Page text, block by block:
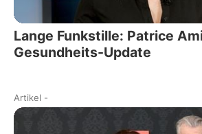
Lange Funkstille: Patrice
Gesundheits-Update
Artikel -